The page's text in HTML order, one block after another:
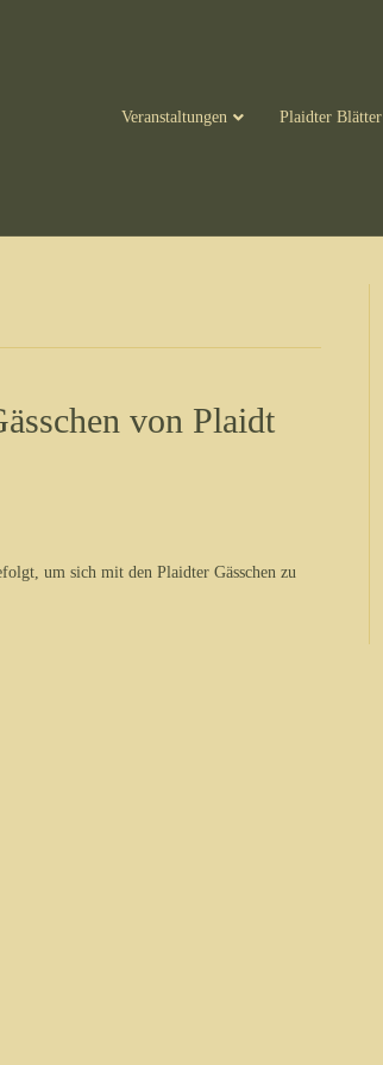
Veranstaltungen Plaidter Blätter
von Plaidt
um sich mit den Plaidter Gässchen zu